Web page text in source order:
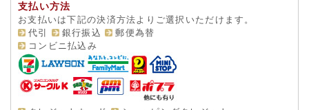
支払い方法
お支払いは下記の決済方法よりご選択いただけます。
代引
銀行振込
郵便為替
コンビニ払込み